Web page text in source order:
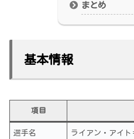
まとめ
基本情報
項目
選手名 ライアン・アイ